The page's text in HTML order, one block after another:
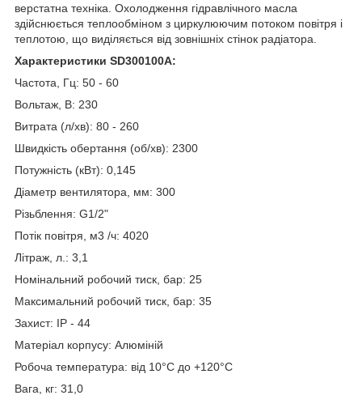
верстатна техніка. Охолодження гідравлічного масла
здійснюється теплообміном з циркулюючим потоком повітря і
теплотою, що виділяється від зовнішніх стінок радіатора.
Характеристики SD300100A:
Частота, Гц: 50 - 60
Вольтаж, B: 230
Витрата (л/хв): 80 - 260
Швидкість обертання (об/хв): 2300
Потужність (кВт): 0,145
Діаметр вентилятора, мм: 300
Різьблення: G1/2"
Потік повітря, м3 /ч: 4020
Літраж, л.: 3,1
Номінальний робочий тиск, бар: 25
Максимальний робочий тиск, бар: 35
Захист: IP - 44
Матеріал корпусу: Алюміній
Робоча температура: від 10°С до +120°С
Вага, кг: 31,0